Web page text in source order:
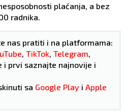
plaćanja, a bez
radnika.
nas pratiti i na platformama:
TikTok Telegram
i prvi saznajte najnovije i
sa Google Play i Apple